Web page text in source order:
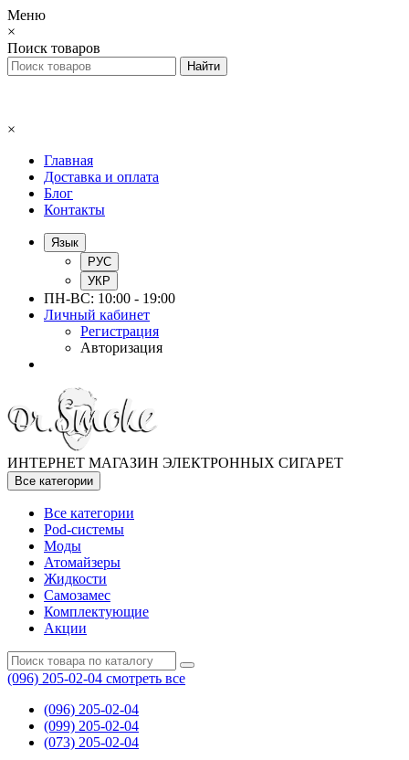
Меню
×
Поиск товаров
×
Главная
Доставка и оплата
Блог
Контакты
Язык
РУС
УКР
ПН-ВС: 10:00 - 19:00
Личный кабинет
Регистрация
Авторизация
ИНТЕРНЕТ МАГАЗИН ЭЛЕКТРОННЫХ СИГАРЕТ
Все категории
Все категории
Pod-системы
Моды
Атомайзеры
Жидкости
Самозамес
Комплектующие
Акции
(096) 205-02-04 смотреть все
(096) 205-02-04
(099) 205-02-04
(073) 205-02-04